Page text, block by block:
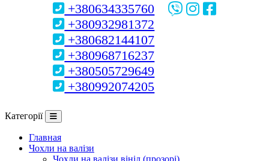
+380634335760
+380932981372
+380682144107
+380968716237
+380505729649
+380992074205
Категорії
Главная
Чохли на валізи
Чохли на валізи вініл (прозорі)